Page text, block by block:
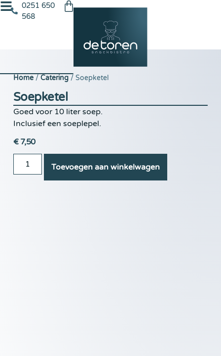
0251 650
568
Home/ Catering/ Soepketel
Soepketel
Goed voor 10 liter soep.
Inclusief een soeplepel.
€7,50
Toevoegen aan winkelwagen